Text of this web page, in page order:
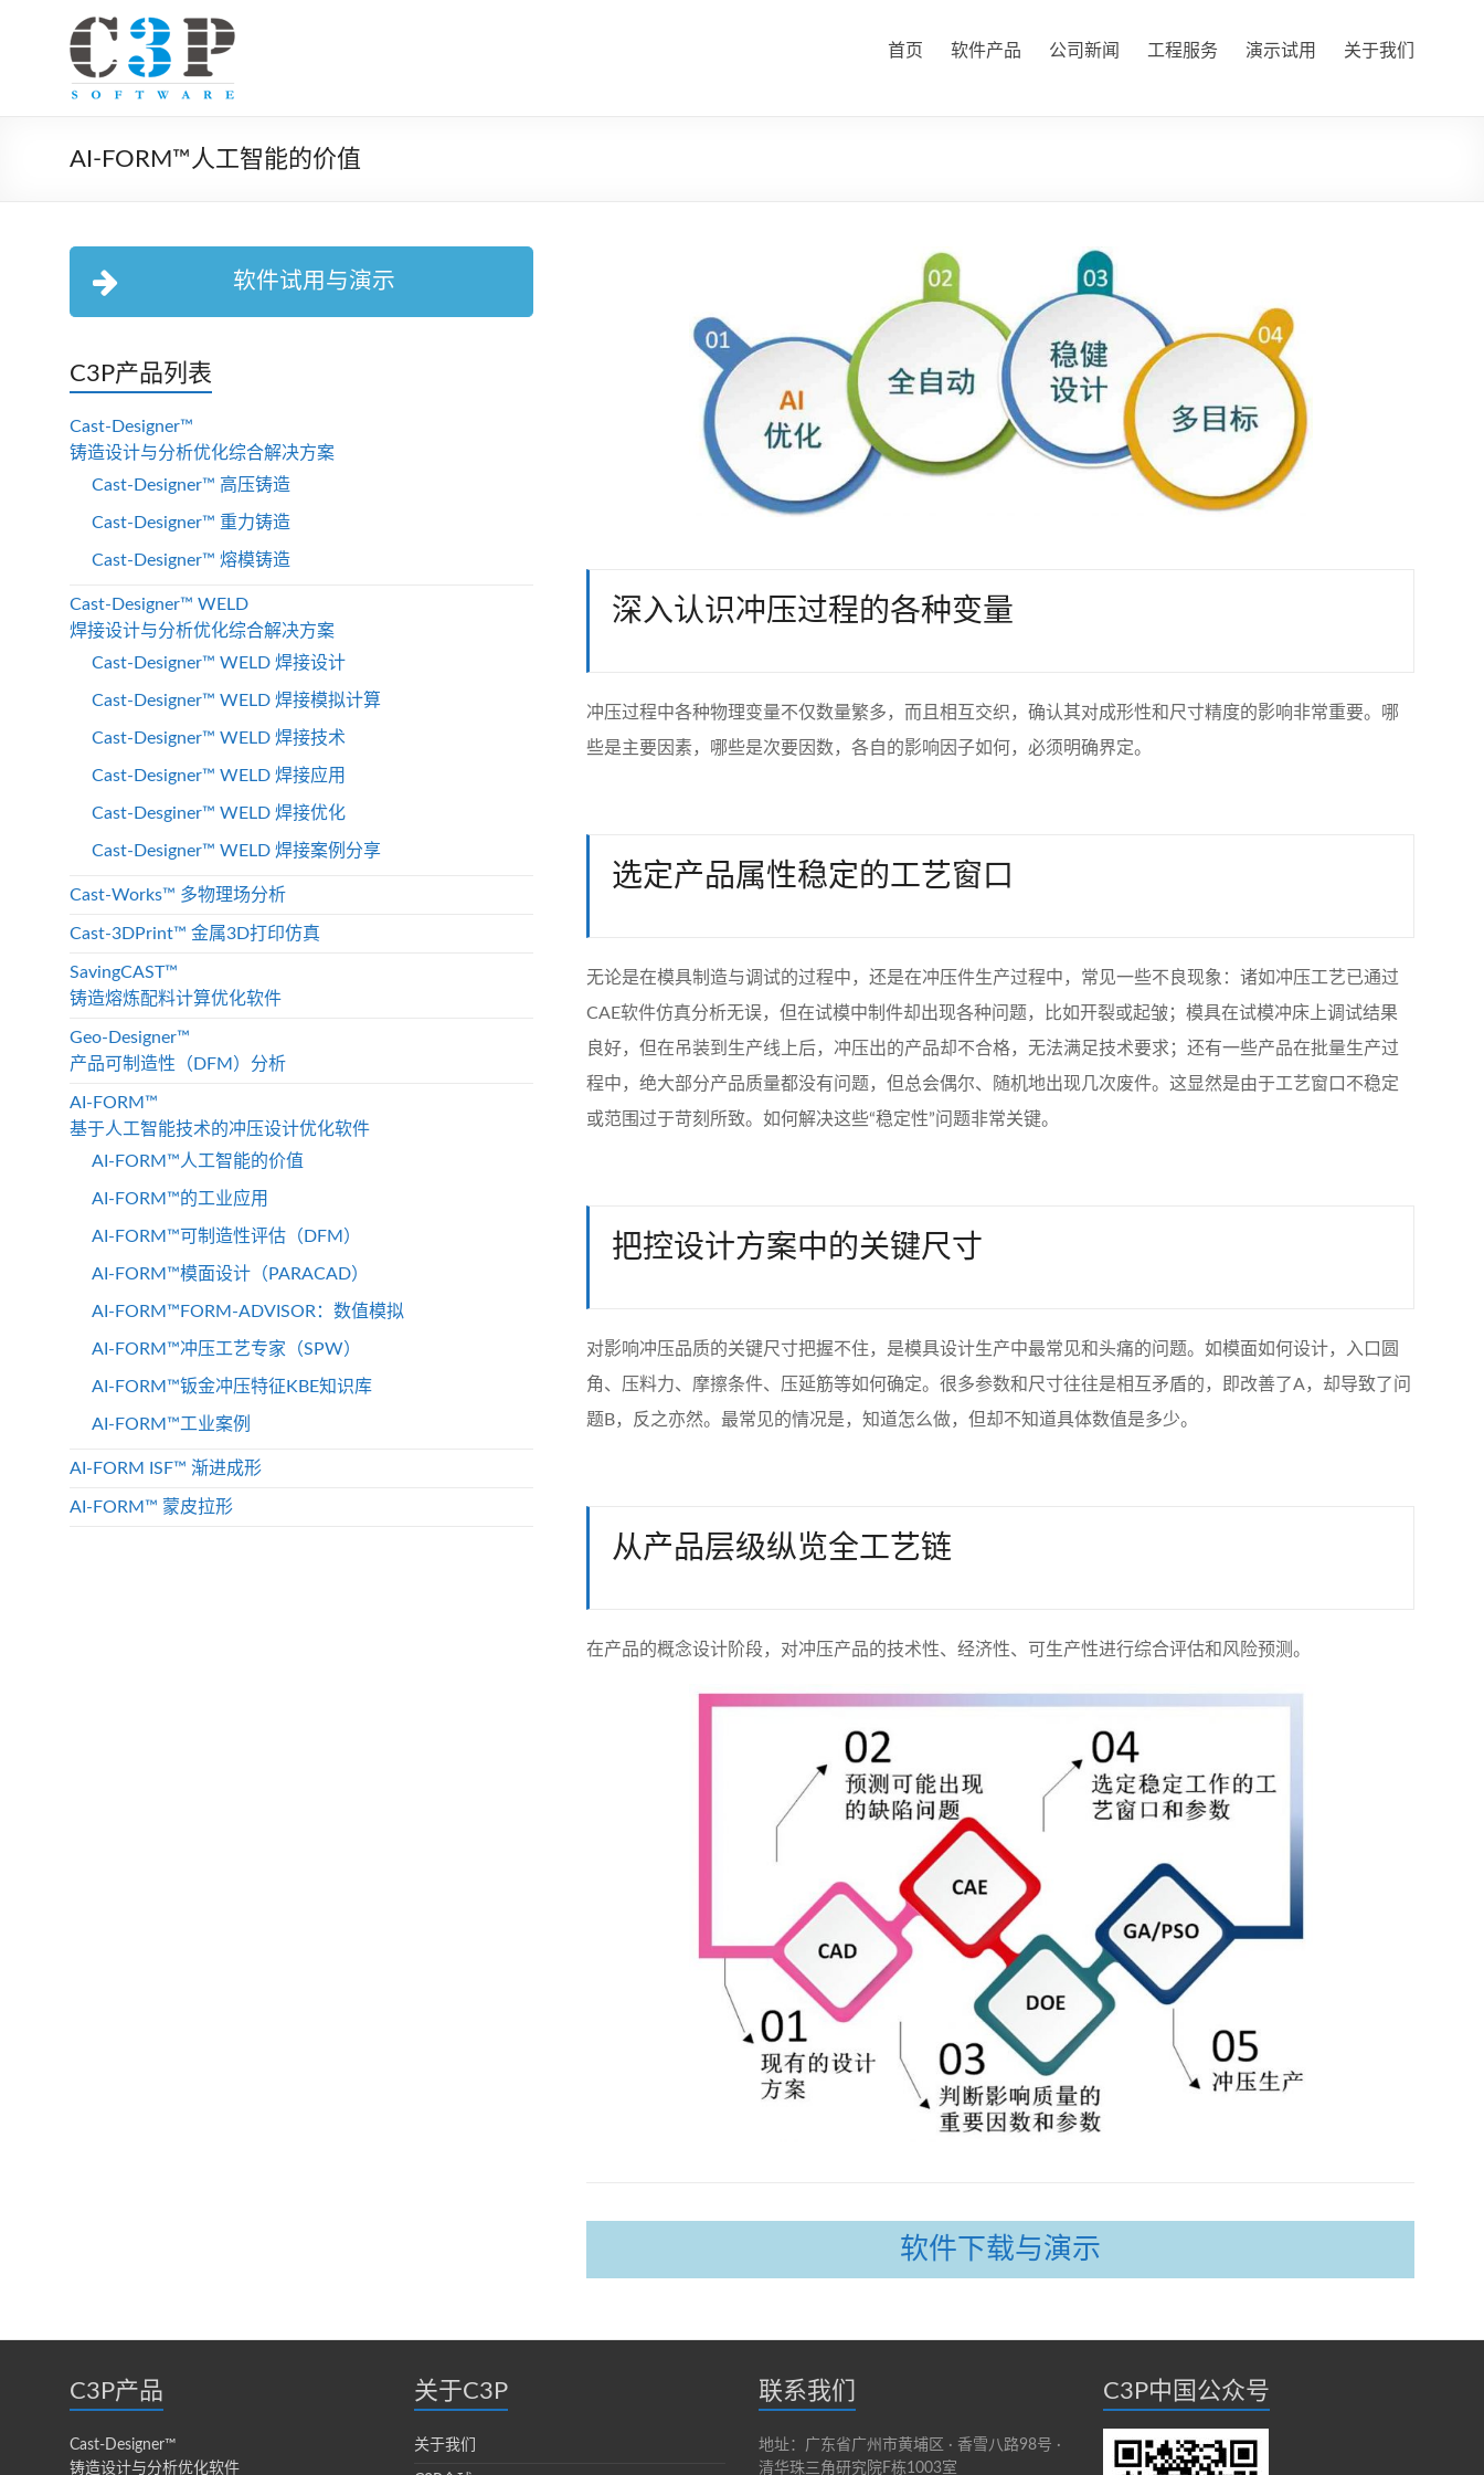
首页 软件产品 公司新闻 工程服务 演示试用 关于我们
AI-FORM™人工智能的价值
深入认识冲压过程的各种变量
冲压过程中各种物理变量不仅数量繁多，而且相互交织，确认其对成形性和尺寸精度的影响非常重要。哪
些是主要因素，哪些是次要因数，各自的影响因子如何，必须明确界定。
选定产品属性稳定的工艺窗口
无论是在模具制造与调试的过程中，还是在冲压件生产过程中，常见一些不良现象：诸如冲压工艺已通过
CAE软件仿真分析无误，但在试模中制件却出现各种问题，比如开裂或起皱；模具在试模冲床上调试结果
良好，但在吊装到生产线上后，冲压出的产品却不合格，无法满足技术要求；还有一些产品在批量生产过
程中，绝大部分产品质量都没有问题，但总会偶尔、随机地出现几次废件。这显然是由于工艺窗口不稳定
或范围过于苛刻所致。如何解决这些“稳定性”问题非常关键。
把控设计方案中的关键尺寸
对影响冲压品质的关键尺寸把握不住，是模具设计生产中最常见和头痛的问题。如模面如何设计，入口圆
角、压料力、摩擦条件、压延筋等如何确定。很多参数和尺寸往往是相互矛盾的，即改善了A，却导致了问
题B，反之亦然。最常见的情况是，知道怎么做，但却不知道具体数值是多少。
从产品层级纵览全工艺链
在产品的概念设计阶段，对冲压产品的技术性、经济性、可生产性进行综合评估和风险预测。
软件下载与演示
软件试用与演示
C3P产品列表
Cast-Designer™
铸造设计与分析优化综合解决方案
Cast-Designer™ 高压铸造
Cast-Designer™ 重力铸造
Cast-Designer™ 熔模铸造
Cast-Designer™ WELD
焊接设计与分析优化综合解决方案
Cast-Designer™ WELD 焊接设计
Cast-Designer™ WELD 焊接模拟计算
Cast-Designer™ WELD 焊接技术
Cast-Designer™ WELD 焊接应用
Cast-Desginer™ WELD 焊接优化
Cast-Designer™ WELD 焊接案例分享
Cast-Works™ 多物理场分析
Cast-3DPrint™ 金属3D打印仿真
SavingCAST™
铸造熔炼配料计算优化软件
Geo-Designer™
产品可制造性（DFM）分析
AI-FORM™
基于人工智能技术的冲压设计优化软件
AI-FORM™人工智能的价值
AI-FORM™的工业应用
AI-FORM™可制造性评估（DFM）
AI-FORM™模面设计（PARACAD）
AI-FORM™FORM-ADVISOR：数值模拟
AI-FORM™冲压工艺专家（SPW）
AI-FORM™钣金冲压特征KBE知识库
AI-FORM™工业案例
AI-FORM ISF™ 渐进成形
AI-FORM™ 蒙皮拉形
C3P产品
Cast-Designer™
铸造设计与分析优化软件
关于C3P
关于我们
联系我们
地址：广东省广州市黄埔区 · 香雪八路98号 ·
清华珠三角研究院F栋1003室
C3P中国公众号